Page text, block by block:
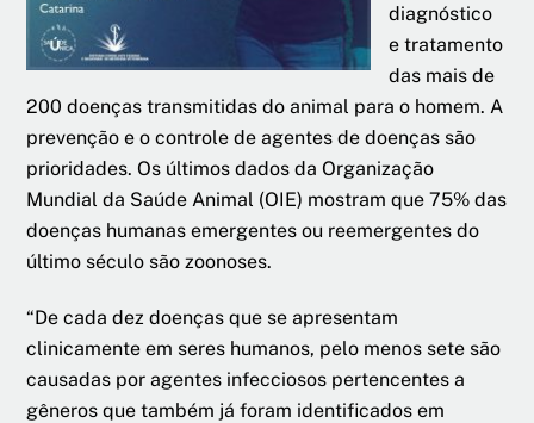
diagnóstico
e tratamento
das mais de
200 doenças transmitidas do animal para o homem. A
prevenção e o controle de agentes de doenças são
prioridades. Os últimos dados da Organização
Mundial da Saúde Animal (OIE) mostram que 75% das
doenças humanas emergentes ou reemergentes do
último século são zoonoses.
“De cada dez doenças que se apresentam
clinicamente em seres humanos, pelo menos sete são
causadas por agentes infecciosos pertencentes a
gêneros que também já foram identificados em